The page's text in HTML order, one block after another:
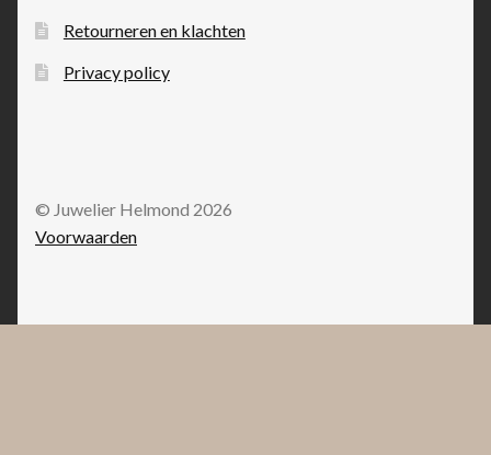
Retourneren en klachten
Privacy policy
© Juwelier Helmond 2026
Voorwaarden